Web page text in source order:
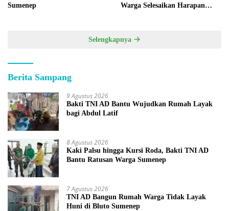
Sumenep
Warga Selesaikan Harapan
Selengkapnya
Berita Sampang
9 Agustus 2026
Bakti TNI AD Bantu Wujudkan Rumah Layak
bagi Abdul Latif
8 Agustus 2026
Kaki Palsu hingga Kursi Roda, Bakti TNI AD
Bantu Ratusan Warga Sumenep
7 Agustus 2026
TNI AD Bangun Rumah Warga Tidak Layak
Huni di Bluto Sumenep